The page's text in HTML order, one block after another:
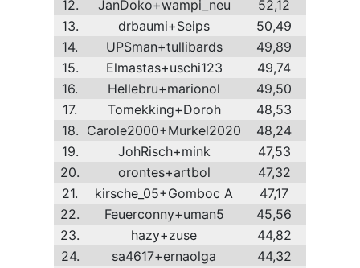
12.
JanDoko+wampi_neu
52,12
13.
drbaumi+Seips
50,49
14.
UPSman+tullibards
49,89
15.
Elmastas+uschi123
49,74
16.
Hellebru+marionol
49,50
17.
Tomekking+Doroh
48,53
18. Carole2000+Murkel2020
48,24
19.
JohRisch+mink
47,53
20.
orontes+artbol
47,32
21.
kirsche_05+Gomboc A
47,17
22.
Feuerconny+uman5
45,56
23.
hazy+zuse
44,82
24.
sa4617+ernaolga
44,32